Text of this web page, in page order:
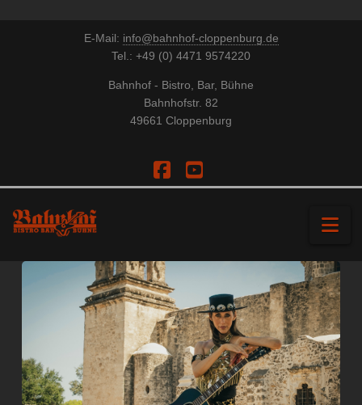
E-Mail: info@bahnhof-cloppenburg.de
Tel.: +49 (0) 4471 9574220
Bahnhof - Bistro, Bar, Bühne
Bahnhofstr. 82
49661 Cloppenburg
Facebook
YouTube